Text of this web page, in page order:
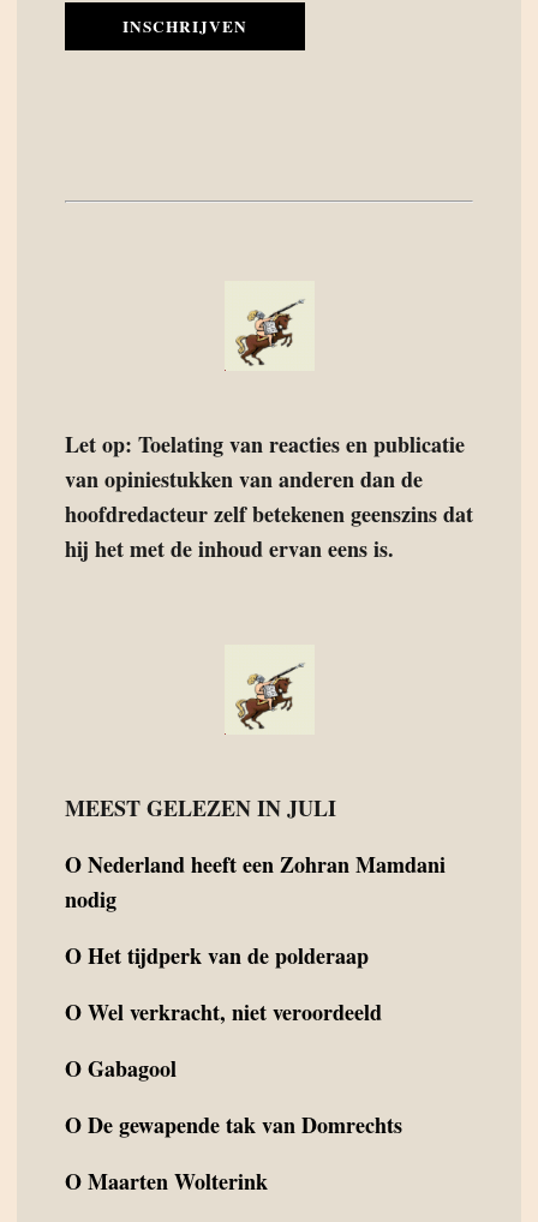
INSCHRIJVEN
Let op: Toelating van reacties en publicatie
van opiniestukken van anderen dan de
hoofdredacteur zelf betekenen geenszins dat
hij het met de inhoud ervan eens is.
MEEST GELEZEN IN JULI
ONederland heeft een Zohran Mamdani
nodig
OHet tijdperk van de polderaap
OWel verkracht, niet veroordeeld
OGabagool
ODe gewapende tak van Domrechts
OMaarten Wolterink